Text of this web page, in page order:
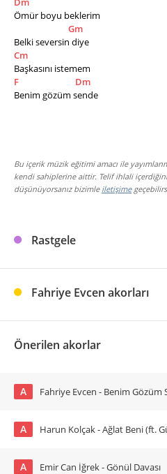
Ömür boyu beklerim
Gm
Belki seversin diye
Cm
Başkasını istemem
F
Dm
Benim gözüm sende
Bu içerik müzik eğitimi amacı ile
kendi sahiplerine aittir. Telif ihlali içerdiğini
düşünüyorsanız bizimle iletişime
Rastgele
Fahriye Evcen akorları
Önerilen akorlar
A Fahriye Evcen - Benim Gözüm
A Harun Kolçak - Ağlat Beni (ft.
A Emir Can İğrek - Gönül Davası